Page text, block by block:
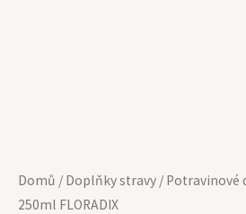
Domů / Doplňky stravy / Potravinové
250ml FLORADIX